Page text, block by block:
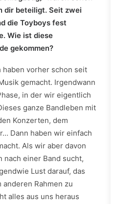
dir beteiligt. Seit zwei
die Toyboys fest
Wie ist diese
gekommen?
vorher schon seit
gemacht. Irgendwann
in der wir eigentlich
ganze Bandleben mit
Konzerten, dem
Dann haben wir einfach
Als wir aber davon
nach einer Band sucht,
Lust darauf, das
Rahmen zu
alles aus uns heraus